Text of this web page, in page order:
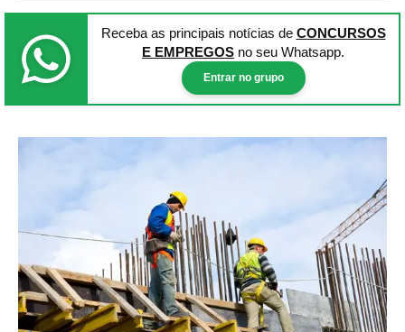
Receba as principais notícias de CONCURSOS
E EMPREGOS no seu Whatsapp.
Entrar no grupo